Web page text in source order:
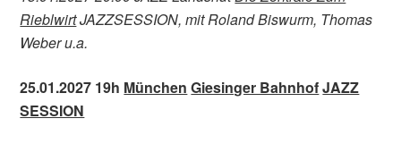
RieblwirtJAZZSESSION, mit Roland Biswurm, Thomas
Weber u.a.
25.01.2027 19h München Giesinger BahnhofJAZZ
SESSION